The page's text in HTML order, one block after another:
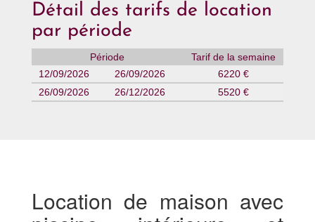
Détail des tarifs de location
par période
Période
Tarif de la semaine
12/09/2026
26/09/2026
6220 €
26/09/2026
26/12/2026 5520 €
Location de maison avec